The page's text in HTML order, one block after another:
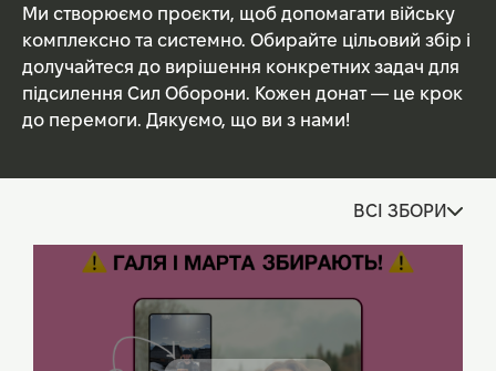
Ми створюємо проєкти, щоб допомагати війську
комплексно та системно. Обирайте цільовий збір і
долучайтеся до вирішення конкретних задач для
підсилення Сил Оборони. Кожен донат — це крок
до перемоги. Дякуємо, що ви з нами!
ВСІ ЗБОРИ